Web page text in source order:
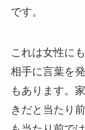
です。
これは女性に
相手に言葉を
もあります。
きだと当たり